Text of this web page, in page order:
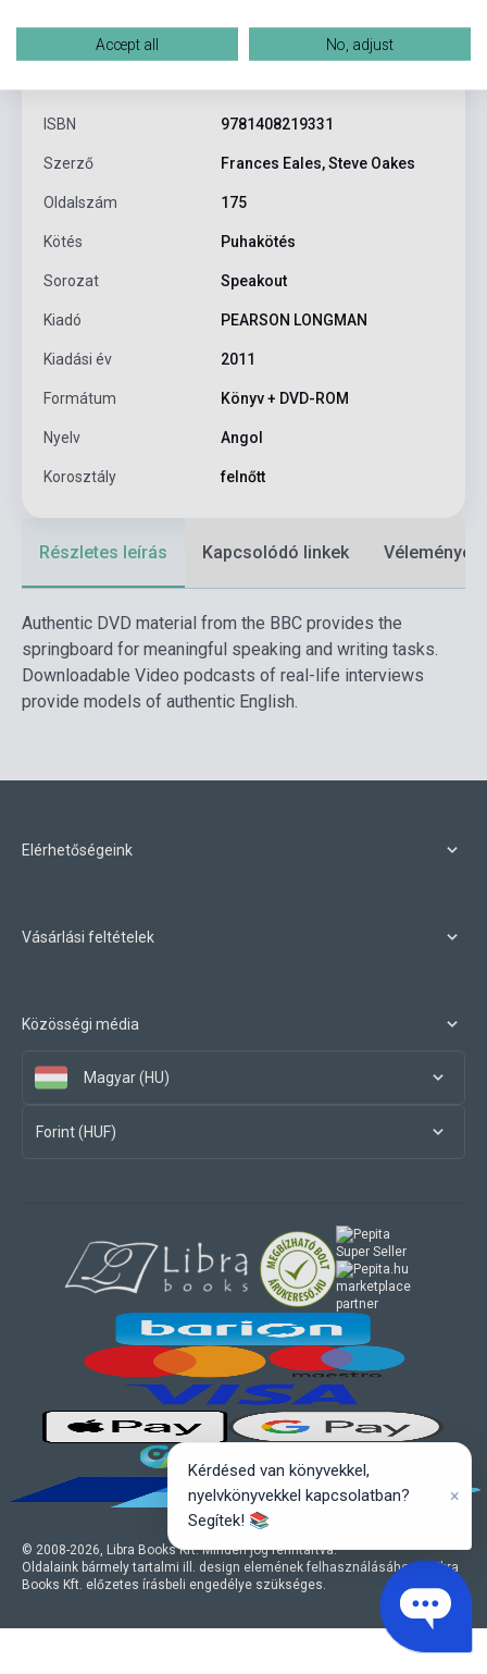
Termékjellemzők
ISBN 9781408219331
Szerző Frances Eales, Steve Oakes
Oldalszám 175
Kötés Puhakötés
Sorozat Speakout
Kiadó PEARSON LONGMAN
Kiadási év 2011
Formátum Könyv + DVD-ROM
Nyelv Angol
Korosztály felnőtt
Részletes leírás Kapcsolódó linkek Vélemények
Authentic DVD material from the BBC provides the
springboard for meaningful speaking and writing tasks.
Downloadable Video podcasts of real-life interviews
provide models of authentic English.
Elérhetőségeink
Vásárlási feltételek
Közösségi média
Magyar (HU)
Forint (HUF)
© 2008-2026, Libra Books Kft. Minden jog fenntartva.
Oldalaink bármely tartalmi ill. design elemének felhasználásához a Libra
Books Kft. előzetes írásbeli engedélye szükséges.
marketplace
partner
Accept all No, adjust
Kérdésed van könyvekkel,
nyelvkönyvekkel kapcsolatban?
Segítek! 📚
×